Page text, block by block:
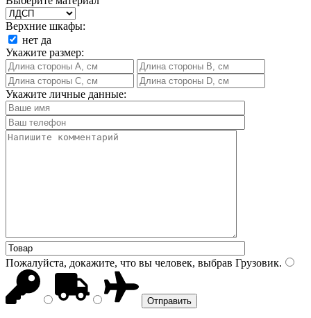
Верхние шкафы:
нет да
Укажите размер:
Укажите личные данные:
Пожалуйста, докажите, что вы человек, выбрав Грузовик.